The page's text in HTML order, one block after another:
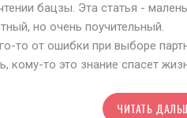
бацзы. Эта статья -
но очень поучительный.
то от ошибки при выборе
кому-то это знание спасет
ЧИТАТЬ